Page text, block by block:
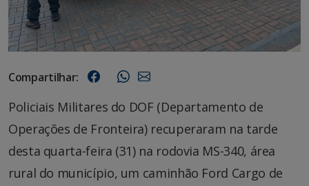
Compartilhar:
Policiais Militares do DOF (Departamento de
Operações de Fronteira) recuperaram na tarde
desta quarta-feira (31) na rodovia MS-340, área
rural do município, um caminhão Ford Cargo de